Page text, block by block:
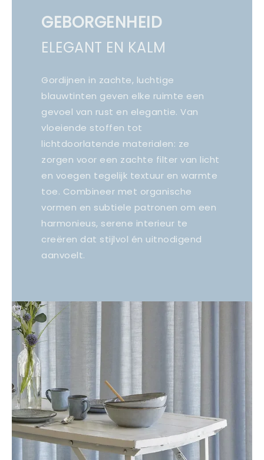
GEBORGENHEID
ELEGANT EN KALM
Gordijnen in zachte, luchtige
blauwtinten geven elke ruimte een
gevoel van rust en elegantie. Van
vloeiende stoffen tot
lichtdoorlatende materialen: ze
zorgen voor een zachte filter van licht
en voegen tegelijk textuur en warmte
toe. Combineer met organische
vormen en subtiele patronen om een
harmonieus, serene interieur te
creëren dat stijlvol én uitnodigend
aanvoelt.